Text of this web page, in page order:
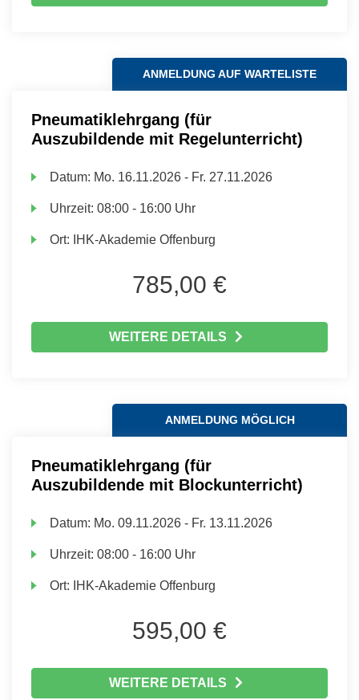
ANMELDUNG AUF WARTELISTE
Pneumatiklehrgang (für
Auszubildende mit Regelunterricht)
Datum: Mo. 16.11.2026 - Fr. 27.11.2026
Uhrzeit:08:00 - 16:00 Uhr
Ort: IHK-Akademie Offenburg
785,00 €
WEITERE DETAILS
ANMELDUNG MÖGLICH
Pneumatiklehrgang (für
Auszubildende mit Blockunterricht)
Datum: Mo. 09.11.2026 - Fr. 13.11.2026
Uhrzeit:08:00 - 16:00 Uhr
Ort: IHK-Akademie Offenburg
595,00 €
WEITERE DETAILS